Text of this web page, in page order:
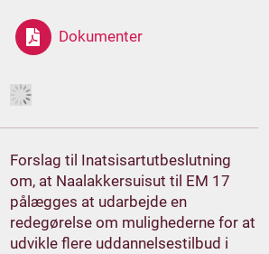
Dokumenter
Forslag til Inatsisartutbeslutning
om, at Naalakkersuisut til EM 17
pålægges at udarbejde en
redegørelse om mulighederne for at
udvikle flere uddannelsestilbud i